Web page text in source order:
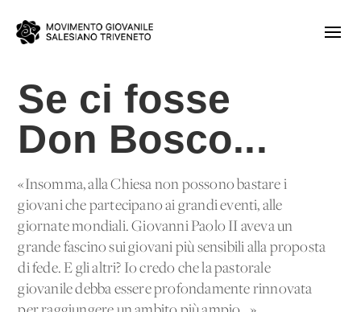
Se ci fosse
Don Bosco...
«Insomma, alla Chiesa non possono bastare i
giovani che partecipano ai grandi eventi, alle
giornate mondiali. Giovanni Paolo II aveva un
grande fascino sui giovani più sensibili alla proposta
di fede. E gli altri? Io credo che la pastorale
giovanile debba essere profondamente rinnovata